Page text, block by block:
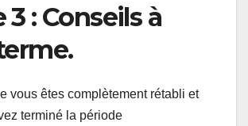
3 : Conseils à
vous êtes complètement rétabli et
terminé la période